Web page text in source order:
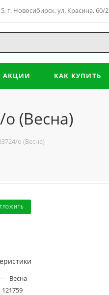
г. Новосибирск, ул. Красина, 60/2
АКЦИИ КАК КУПИТЬ
(Весна)
о (Весна)
Весна
121759